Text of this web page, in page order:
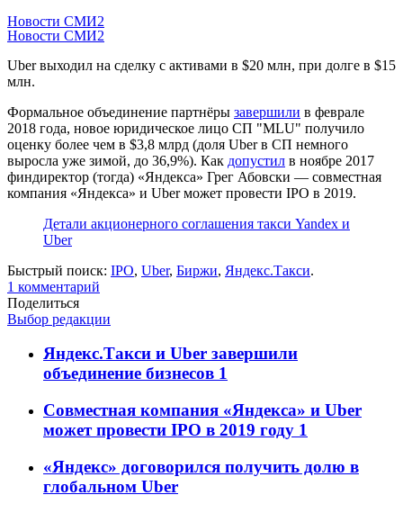
Новости СМИ2
Новости СМИ2
Uber выходил на сделку с активами в $20 млн, при долге в $15
млн.
Формальное объединение партнёры завершили в феврале
2018 года, новое юридическое лицо СП "MLU" получило
оценку более чем в $3,8 млрд (доля Uber в СП немного
выросла уже зимой, до 36,9%). Как допустил в ноябре 2017
финдиректор (тогда) «Яндекса» Грег Абовски — совместная
компания «Яндекса» и Uber может провести IPO в 2019.
Детали акционерного соглашения такси Yandex и
Uber
Быстрый поиск: IPO, Uber, Биржи, Яндекс.Такси.
1 комментарий
Поделиться
Выбор редакции
Яндекс.Такси и Uber завершили
объединение бизнесов 1
Совместная компания «Яндекса» и Uber
может провести IPO в 2019 году 1
«Яндекс» договорился получить долю в
глобальном Uber